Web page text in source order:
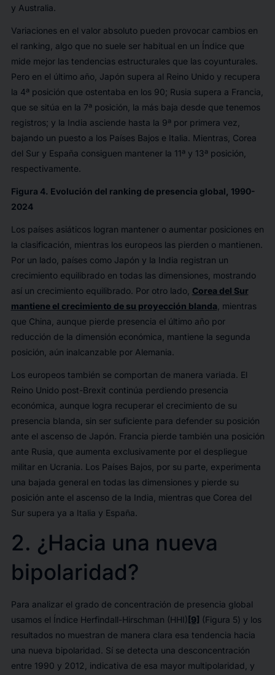
y Australia.
Variaciones en el valor absoluto pueden provocar cambios en
el ranking , algo que no suele ser habitual en un Índice que
mide mejor las tendencias estructurales que las coyunturales.
Pero en el último año, Japón supera al Reino Unido y recupera
la 4ª posición que ostentaba en los 90; Rusia supera a Francia,
que se sitúa en la 7ª posición, la más baja desde que tenemos
registros; y la India asciende hasta la 9ª por primera vez,
bajando un puesto a los Países Bajos e Italia. Mientras, Corea
del Sur y España consiguen mantener la 11ª y 13ª posición,
respectivamente.
Figura 4. Evolución del ranking de presencia global, 1990-
2024
Los países asiáticos logran mantener o aumentar posiciones en
la clasificación, mientras los europeos las pierden o mantienen.
Por un lado, países como Japón y la India registran un
crecimiento equilibrado en todas las dimensiones, mostrando
así un crecimiento equilibrado. Por otro lado, Corea del Sur
mantiene el crecimiento de su proyección blanda , mientras
que China, aunque pierde presencia el último año por
reducción de la dimensión económica, mantiene la segunda
posición, aún inalcanzable por Alemania.
Los europeos también se comportan de manera variada. El
Reino Unido post-Brexit continúa perdiendo presencia
económica, aunque logra recuperar el crecimiento de su
presencia blanda, sin ser suficiente para defender su posición
ante el ascenso de Japón. Francia pierde también una posición
ante Rusia, que aumenta exclusivamente por el despliegue
militar en Ucrania. Los Países Bajos, por su parte, experimenta
una bajada general en todas las dimensiones y pierde su
posición ante el ascenso de la India, mientras que Corea del
Sur supera ya a Italia y España.
2. ¿Hacia una nueva
bipolaridad?
Para analizar el grado de concentración de presencia global
usamos el Índice Herfindall-Hirschman (HHI) [9] (Figura 5) y los
resultados no muestran de manera clara esa tendencia hacia
una nueva bipolaridad. Sí se detecta una desconcentración
entre 1990 y 2012, indicativa de esa mayor multipolaridad, y